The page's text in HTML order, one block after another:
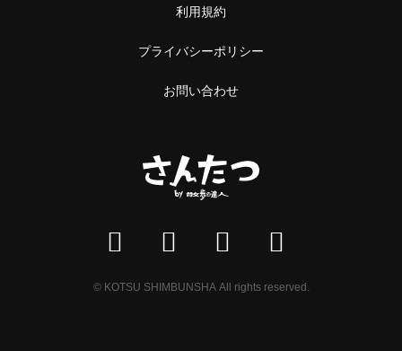
利用規約
プライバシーポリシー
お問い合わせ
© KOTSU SHIMBUNSHA All rights reserved.